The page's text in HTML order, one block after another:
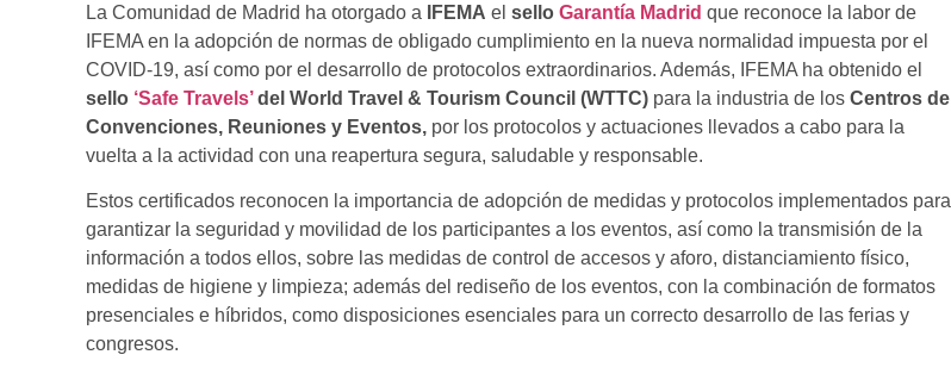
La Comunidad de Madrid ha otorgado a IFEMA el sello Garantía Madrid que reconoce la labor de
IFEMA en la adopción de normas de obligado cumplimiento en la nueva normalidad impuesta por el
COVID-19, así como por el desarrollo de protocolos extraordinarios. Además, IFEMA ha obtenido el
sello ‘Safe Travels’del World Travel & Tourism Council (WTTC) para la industria de los Centros de
Convenciones, Reuniones y Eventos, por los protocolos y actuaciones llevados a cabo para la
vuelta a la actividad con una reapertura segura, saludable y responsable.
Estos certificados reconocen la importancia de adopción de medidas y protocolos implementados para
garantizar la seguridad y movilidad de los participantes a los eventos, así como la transmisión de la
información a todos ellos, sobre las medidas de control de accesos y aforo, distanciamiento físico,
medidas de higiene y limpieza; además del rediseño de los eventos, con la combinación de formatos
presenciales e híbridos, como disposiciones esenciales para un correcto desarrollo de las ferias y
congresos.